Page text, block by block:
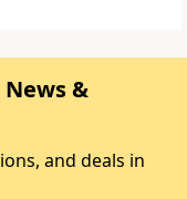
&
and deals in